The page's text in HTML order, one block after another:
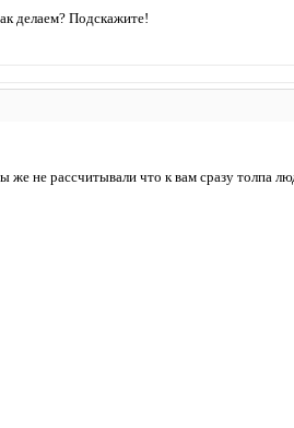
делаем? Подскажите!
не рассчитывали что к вам сразу толпа